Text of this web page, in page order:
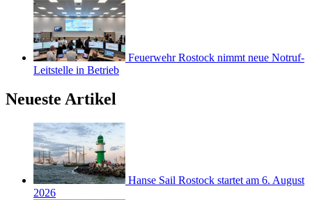
Feuerwehr Rostock nimmt neue Notruf-
Leitstelle in Betrieb
Neueste Artikel
Hanse Sail Rostock startet am 6. August
2026